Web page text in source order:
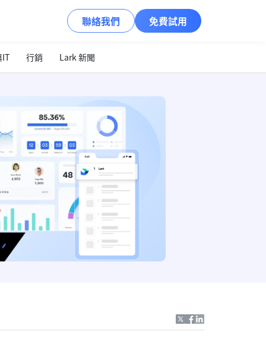
聯絡我們 免費試用
IT 行銷 Lark 新聞